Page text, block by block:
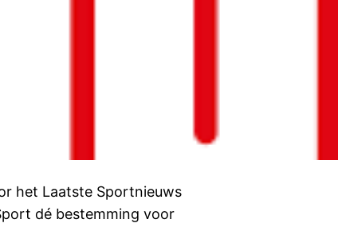
het Laatste Sportnieuws
dé bestemming voor